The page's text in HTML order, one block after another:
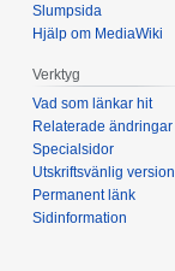
Slumpsida
Hjälp om MediaWiki
Verktyg
Vad som länkar hit
Relaterade ändringar
Specialsidor
Utskriftsvänlig version
Permanent länk
Sidinformation